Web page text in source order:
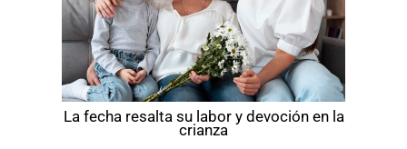
La fecha resalta su labor y devoción en la
crianza